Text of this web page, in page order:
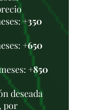
+350
+650
+850
deseada
por